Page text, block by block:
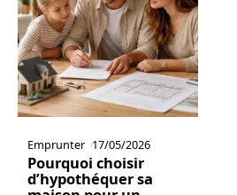
Emprunter 17/05/2026
Pourquoi choisir
d’hypothéquer sa